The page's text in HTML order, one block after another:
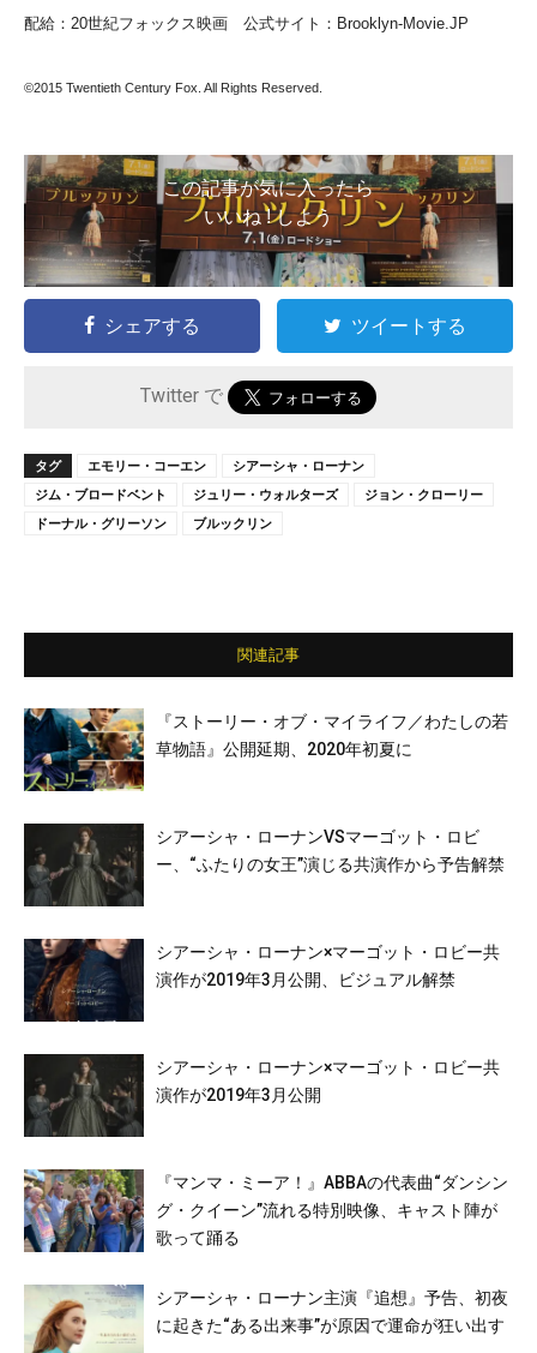
配給：20世紀フォックス映画 公式サイト：Brooklyn-Movie.JP
©2015 Twentieth Century Fox. All Rights Reserved.
この記事が気に入ったら
いいね ! しよう
シェアする ツイートする
Twitter で
タグ エモリー・コーエン
シアーシャ・ローナン
ジム・ブロードベント
ジュリー・ウォルターズ
ジョン・クローリー
ドーナル・グリーソン
ブルックリン
関連記事
『ストーリー・オブ・マイライフ／わたしの若
草物語』公開延期、2020年初夏に
シアーシャ・ローナンVSマーゴット・ロビ
ー、“ふたりの女王”演じる共演作から予告解禁
シアーシャ・ローナン×マーゴット・ロビー共
演作が2019年3月公開、ビジュアル解禁
シアーシャ・ローナン×マーゴット・ロビー共
演作が2019年3月公開
『マンマ・ミーア！』ABBAの代表曲“ダンシン
グ・クイーン”流れる特別映像、キャスト陣が
歌って踊る
シアーシャ・ローナン主演『追想』予告、初夜
に起きた“ある出来事”が原因で運命が狂い出す